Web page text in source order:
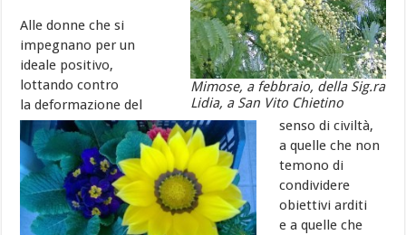
Mimose, a febbraio, della Sig.ra
Lidia, a San Vito Chietino
Alle donne che si
impegnano per un
ideale positivo,
lottando contro
la deformazione del
senso di civiltà,
a quelle che non
temono di
condividere
obiettivi arditi
e a quelle che